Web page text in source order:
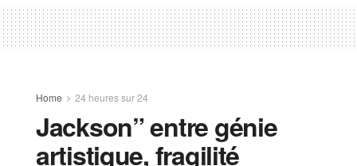
Home 24 heures sur 24
Jackson” entre génie
artistique, fragilité